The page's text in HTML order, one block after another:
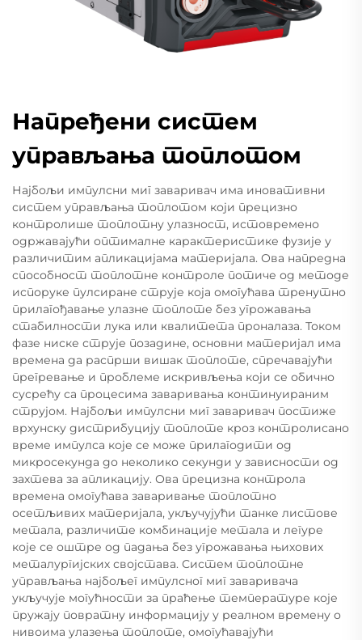
Напређени систем
управљања топлотом
Најбољи импулсни миг заваривач има иновативни
систем управљања топлотом који прецизно
контролише топлотну улазност, истовремено
одржавајући оптималне карактеристике фузије у
различитим апликацијама материјала. Ова напредна
способност топлотне контроле потиче од методе
испоруке пулсиране струје која омогућава тренутно
прилагођавање улазне топлоте без угрожавања
стабилности лука или квалитета проналаза. Током
фазе ниске струје позадине, основни материјал има
времена да распрши вишак топлоте, спречавајући
прегревање и проблеме искривљења који се обично
сусрећу са процесима заваривања континуираним
струјом. Најбољи импулсни миг заваривач постиже
врхунску дистрибуцију топлоте кроз контролисано
време импулса које се може прилагодити од
микросекунда до неколико секунди у зависности од
захтева за апликацију. Ова прецизна контрола
времена омогућава заваривање топлотно
осетљивих материјала, укључујући танке листове
метала, различите комбинације метала и легуре
које се оштре од падања без угрожавања њихових
металургијских својстава. Систем топлотне
управљања најбољег импулсног миг заваривача
укључује могућности за праћење температуре које
пружају повратну информацију у реалном времену о
нивоима улазења топлоте, омогућавајући